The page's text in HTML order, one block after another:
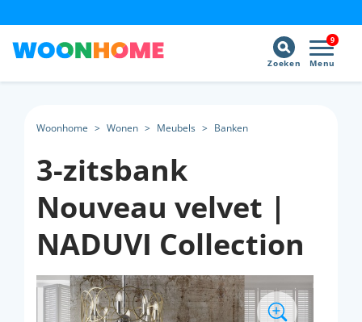
9
Menu
Zoeken
Woonhome > Wonen > Meubels > Banken
3-zitsbank
Nouveau velvet |
NADUVI Collection